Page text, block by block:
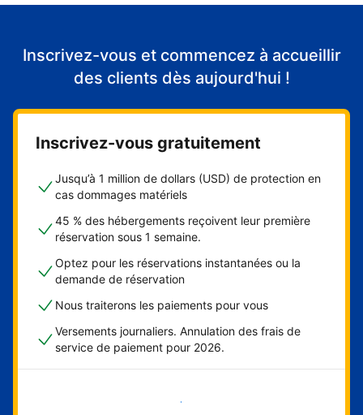
Inscrivez-vous et commencez à accueillir
des clients dès aujourd'hui !
Inscrivez-vous gratuitement
Jusqu’à 1 million de dollars (USD) de protection en
cas dommages matériels
45 % des hébergements reçoivent leur première
réservation sous 1 semaine.
Optez pour les réservations instantanées ou la
demande de réservation
Nous traiterons les paiements pour vous
Versements journaliers. Annulation des frais de
service de paiement pour 2026.
Démarrer maintenant